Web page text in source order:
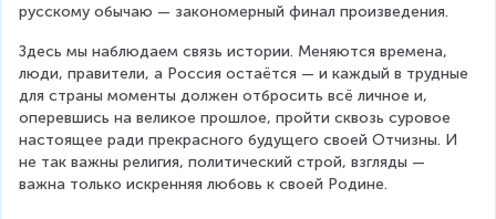
русскому обычаю — закономерный финал произведения.
Здесь мы наблюдаем связь истории. Меняются времена,
люди, правители, а Россия остаётся — и каждый в трудные
для страны моменты должен отбросить всё личное и,
оперевшись на великое прошлое, пройти сквозь суровое
настоящее ради прекрасного будущего своей Отчизны. И
не так важны религия, политический строй, взгляды —
важна только искренняя любовь к своей Родине.